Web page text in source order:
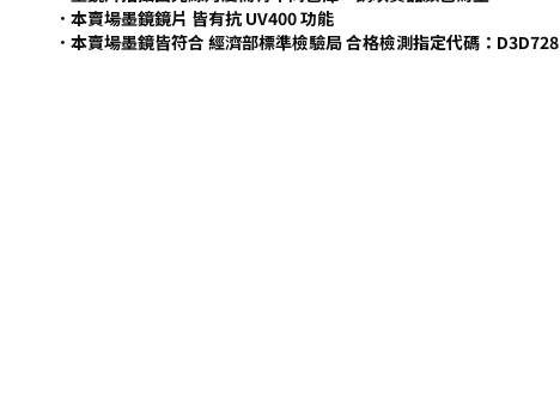
．本賣場墨鏡鏡片 皆有抗 UV400 功能
．本賣場墨鏡皆符合 經濟部標準檢驗局 合格檢測指定代碼：D3D728